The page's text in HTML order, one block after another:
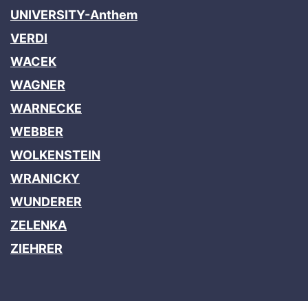
UNIVERSITY-Anthem
VERDI
WACEK
WAGNER
WARNECKE
WEBBER
WOLKENSTEIN
WRANICKY
WUNDERER
ZELENKA
ZIEHRER